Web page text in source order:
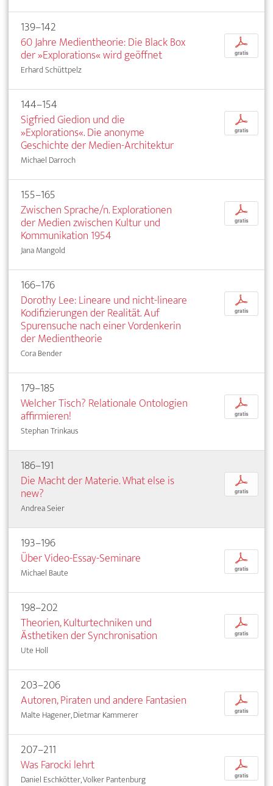
139–142
60 Jahre Medientheorie: Die Black Box
der »Explorations« wird geöffnet
Erhard Schüttpelz
p
gratis
144–154
Sigfried Giedion und die
»Explorations«. Die anonyme
Geschichte der Medien-Architektur
Michael Darroch
p
gratis
155–165
Zwischen Sprache/n. Explorationen
der Medien zwischen Kultur und
Kommunikation 1954
Jana Mangold
p
gratis
166–176
Dorothy Lee: Lineare und nicht-lineare
Kodifizierungen der Realität. Auf
Spurensuche nach einer Vordenkerin
der Medientheorie
Cora Bender
p
gratis
179–185
Welcher Tisch? Relationale Ontologien
affirmieren!
Stephan Trinkaus
p
gratis
186–191
Die Macht der Materie. What else is
new?
Andrea Seier
p
gratis
193–196
Über Video-Essay-Seminare
Michael Baute
p
gratis
198–202
Theorien, Kulturtechniken und
Ästhetiken der Synchronisation
Ute Holl
p
gratis
203–206
Autoren, Piraten und andere Fantasien
Malte Hagener, Dietmar Kammerer
p
gratis
207–211
Was Farocki lehrt
Daniel Eschkötter, Volker Pantenburg
p
gratis